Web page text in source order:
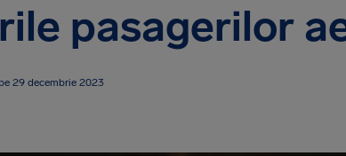
pasagerilor
29 decembrie 2023